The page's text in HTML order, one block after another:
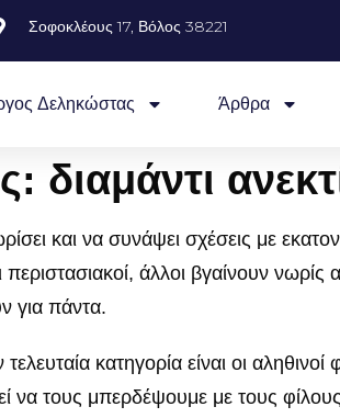
Σοφοκλέους 17, Βόλος 38221
Δεληκώστας Άρθρα
διαμάντι
και να συνάψει σχέσεις με
άλλοι βγαίνουν
για πάντα.
κατηγορία είναι οι
τους μπερδέψουμε με τους